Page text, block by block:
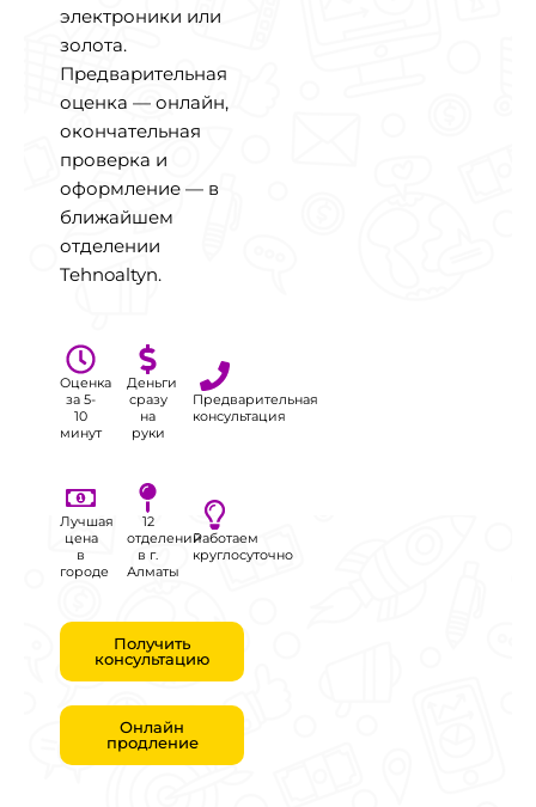
электроники или
золота.
Предварительная
оценка — онлайн,
окончательная
проверка и
оформление — в
ближайшем
отделении
Tehnoaltyn.
Оценка
за 5-
10
минут
Деньги
сразу
на
руки
Предварительная
консультация
Лучшая
цена
в
городе
12
отделений
в г.
Алматы
Работаем
круглосуточно
Получить
консультацию
Онлайн
продление